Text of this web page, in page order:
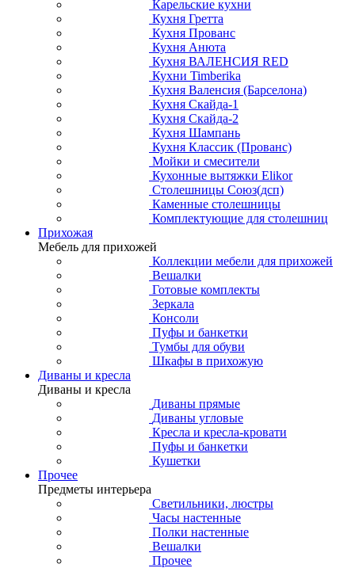
Карельские кухни
Кухня Гретта
Кухня Прованс
Кухня Анюта
Кухня ВАЛЕНСИЯ RED
Кухни Timberika
Кухня Валенсия (Барселона)
Кухня Скайда-1
Кухня Скайда-2
Кухня Шампань
Кухня Классик (Прованс)
Мойки и смесители
Кухонные вытяжки Elikor
Столешницы Союз(дсп)
Каменные столешницы
Комплектующие для столешниц
Прихожая
Мебель для прихожей
Коллекции мебели для прихожей
Вешалки
Готовые комплекты
Зеркала
Консоли
Пуфы и банкетки
Тумбы для обуви
Шкафы в прихожую
Диваны и кресла
Диваны и кресла
Диваны прямые
Диваны угловые
Кресла и кресла-кровати
Пуфы и банкетки
Кушетки
Прочее
Предметы интерьера
Светильники, люстры
Часы настенные
Полки настенные
Вешалки
Прочее